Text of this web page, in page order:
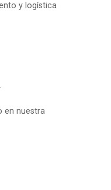
y logística
en nuestra